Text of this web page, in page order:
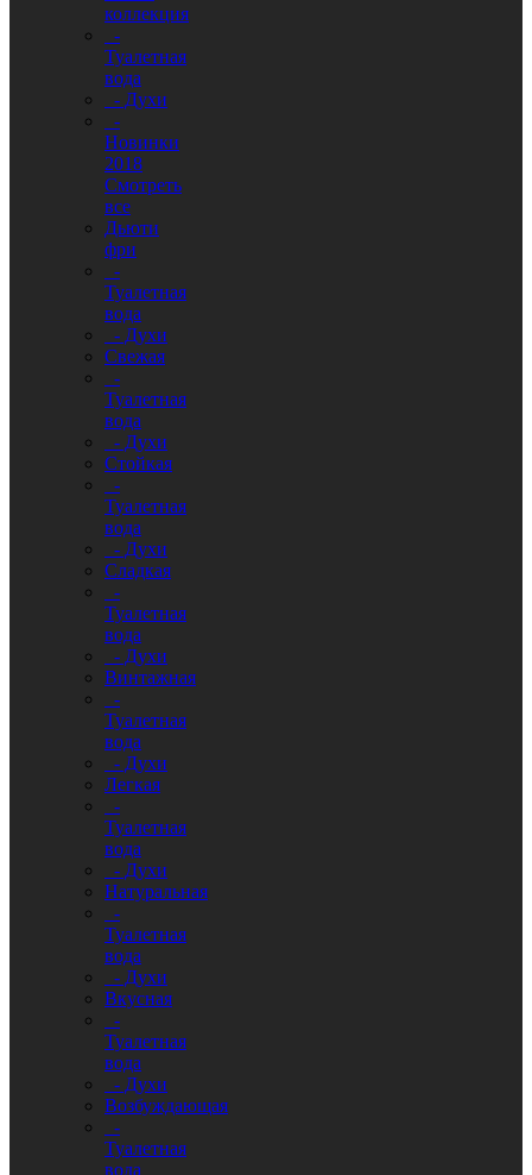
коллекция
-
Туалетная
вода
- Духи
-
Новинки
2018
Смотреть
все
Дьюти
фри
-
Туалетная
вода
- Духи
Свежая
-
Туалетная
вода
- Духи
Стойкая
-
Туалетная
вода
- Духи
Сладкая
-
Туалетная
вода
- Духи
Винтажная
-
Туалетная
вода
- Духи
Легкая
-
Туалетная
вода
- Духи
Натуральная
-
Туалетная
вода
- Духи
Вкусная
-
Туалетная
вода
- Духи
Возбуждающая
-
Туалетная
вода